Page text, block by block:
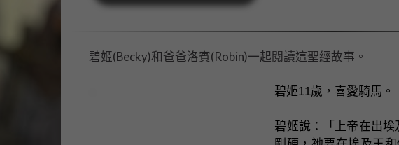
碧姬(Becky)和爸爸洛賓(Robin)一起閱讀這聖經故事。
碧姬11歲，喜愛騎馬。
碧姬說：「上帝在出